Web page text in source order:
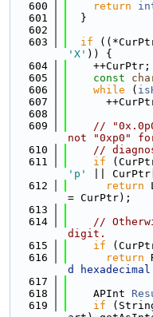
  600
return
  601
  }
  602
  603
if
'X' )) {
  604
    ++CurPtr;
  605
const
  606
while (
  607
  608
  609
//
not "0xp0"
  610
//
  611
if
'p'
||
  612
return
= CurPtr);
  613
  614
//
digit.
  615
if
  616
return
d hexadecimal
  617
  618
    APInt
  619
if